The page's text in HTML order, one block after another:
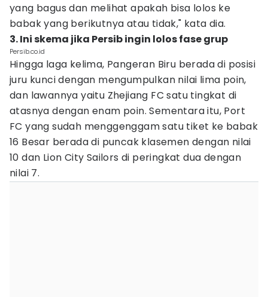
yang bagus dan melihat apakah bisa lolos ke
babak yang berikutnya atau tidak," kata dia.
3. Ini skema jika Persib ingin lolos fase grup
Persib.co.id
Hingga laga kelima, Pangeran Biru berada di posisi
juru kunci dengan mengumpulkan nilai lima poin,
dan lawannya yaitu Zhejiang FC satu tingkat di
atasnya dengan enam poin. Sementara itu, Port
FC yang sudah menggenggam satu tiket ke babak
16 Besar berada di puncak klasemen dengan nilai
10 dan Lion City Sailors di peringkat dua dengan
nilai 7.